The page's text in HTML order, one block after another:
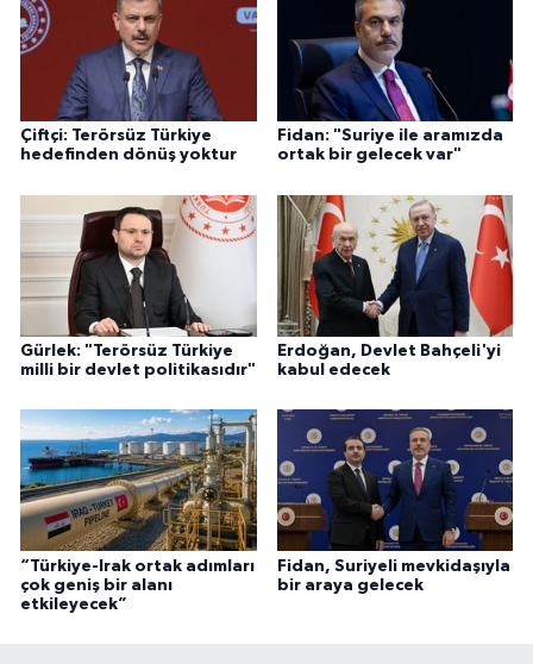
Çiftçi: Terörsüz Türkiye
hedefinden dönüş yoktur
Fidan: "Suriye ile aramızda
ortak bir gelecek var"
Gürlek: "Terörsüz Türkiye
milli bir devlet politikasıdır"
Erdoğan, Devlet Bahçeli'yi
kabul edecek
“Türkiye-Irak ortak adımları
çok geniş bir alanı
etkileyecek”
Fidan, Suriyeli mevkidaşıyla
bir araya gelecek